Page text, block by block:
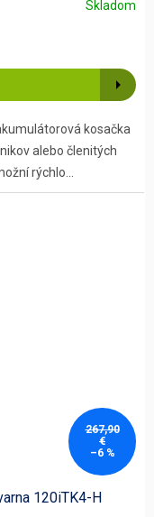
Skladom
kosačka
alebo členitých
rýchlo...
267,90
€
–6 %
120iTK4-H